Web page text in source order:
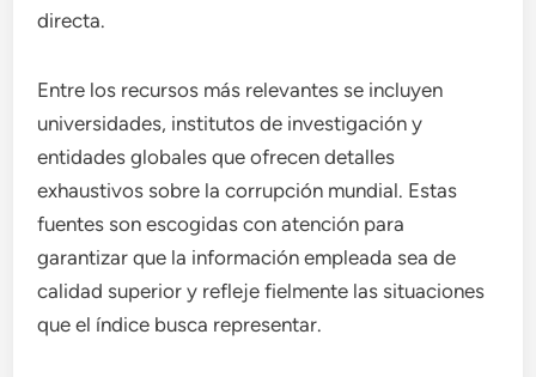
directa.
Entre los recursos más relevantes se incluyen
universidades, institutos de investigación y
entidades globales que ofrecen detalles
exhaustivos sobre la corrupción mundial. Estas
fuentes son escogidas con atención para
garantizar que la información empleada sea de
calidad superior y refleje fielmente las situaciones
que el índice busca representar.